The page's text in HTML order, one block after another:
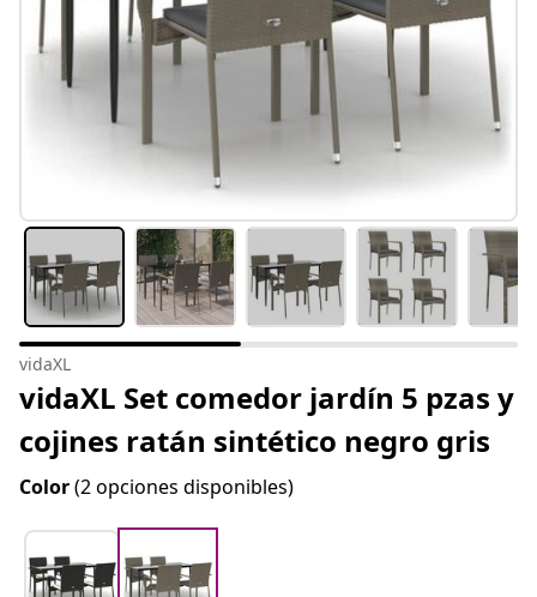
vidaXL
vidaXL Set comedor jardín 5 pzas y
cojines ratán sintético negro gris
Color(2 opciones disponibles)